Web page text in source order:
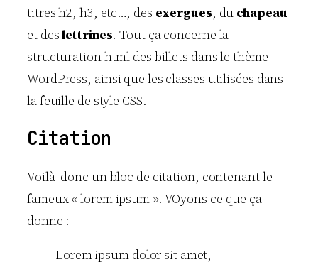
titres h2, h3, etc…, des exergues, du chapeau
et deslettrines. Tout ça concerne la
structuration html des billets dans le thème
WordPress, ainsi que les classes utilisées dans
la feuille de style CSS.
Citation
Voilà donc un bloc de citation, contenant le
fameux « lorem ipsum ». VOyons ce que ça
donne :
Lorem ipsum dolor sit amet,